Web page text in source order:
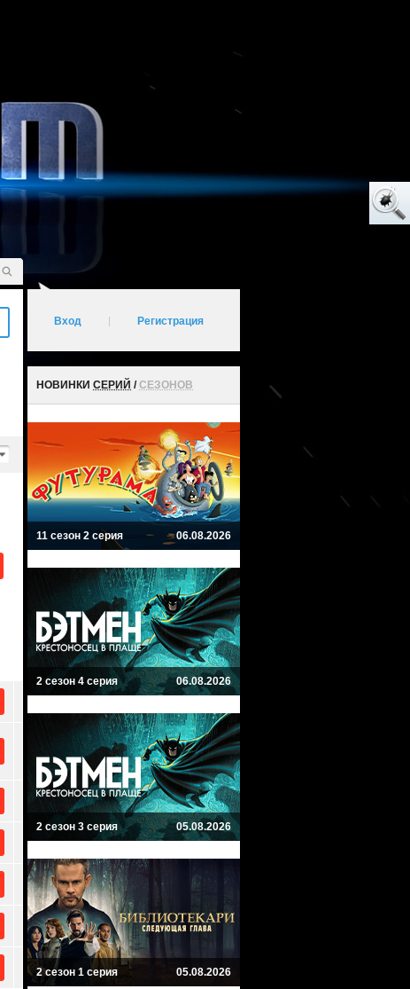
Вход Регистрация
НОВИНКИ СЕРИЙ /СЕЗОНОВ
11 сезон 2 серия 06.08.2026
2 сезон 4 серия 06.08.2026
2 сезон 3 серия 05.08.2026
2 сезон 1 серия 05.08.2026